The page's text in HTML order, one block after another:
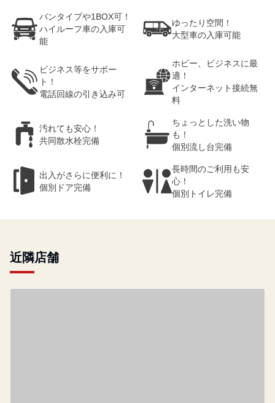
バンタイプや1BOX可！
ハイルーフ車の入庫可
能
ゆったり空間！
大型車の入庫可能
ビジネス等をサポー
ト！
電話回線の引き込み可
ホビー、ビジネスに最
適！
インターネット接続無
料
汚れても安心！
共同散水栓完備
ちょっとした洗い物
も！
個別流し台完備
出入がさらに便利に！
個別ドア完備
長時間のご利用も安
心！
個別トイレ完備
近隣店舗